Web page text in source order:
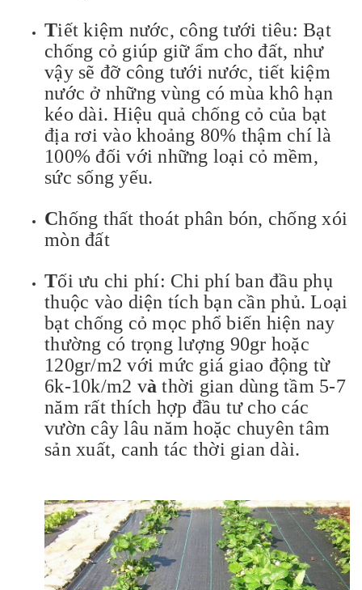
Tiết kiệm nước, công tưới tiêu: Bạt
chống cỏ giúp giữ ẩm cho đất, như
vậy sẽ đỡ công tưới nước, tiết kiệm
nước ở những vùng có mùa khô hạn
kéo dài. Hiệu quả chống cỏ của bạt
địa rơi vào khoảng 80% thậm chí là
100% đối với những loại cỏ mềm,
sức sống yếu.
Chống thất thoát phân bón, chống xói
mòn đất
Tối ưu chi phí: Chi phí ban đầu phụ
thuộc vào diện tích bạn cần phủ. Loại
bạt chống cỏ mọc phổ biến hiện nay
thường có trọng lượng 90gr hoặc
120gr/m2 với mức giá giao động từ
6k-10k/m2 vàthời gian dùng tầm 5-7
năm rất thích hợp đầu tư cho các
vườn cây lâu năm hoặc chuyên tâm
sản xuất, canh tác thời gian dài.